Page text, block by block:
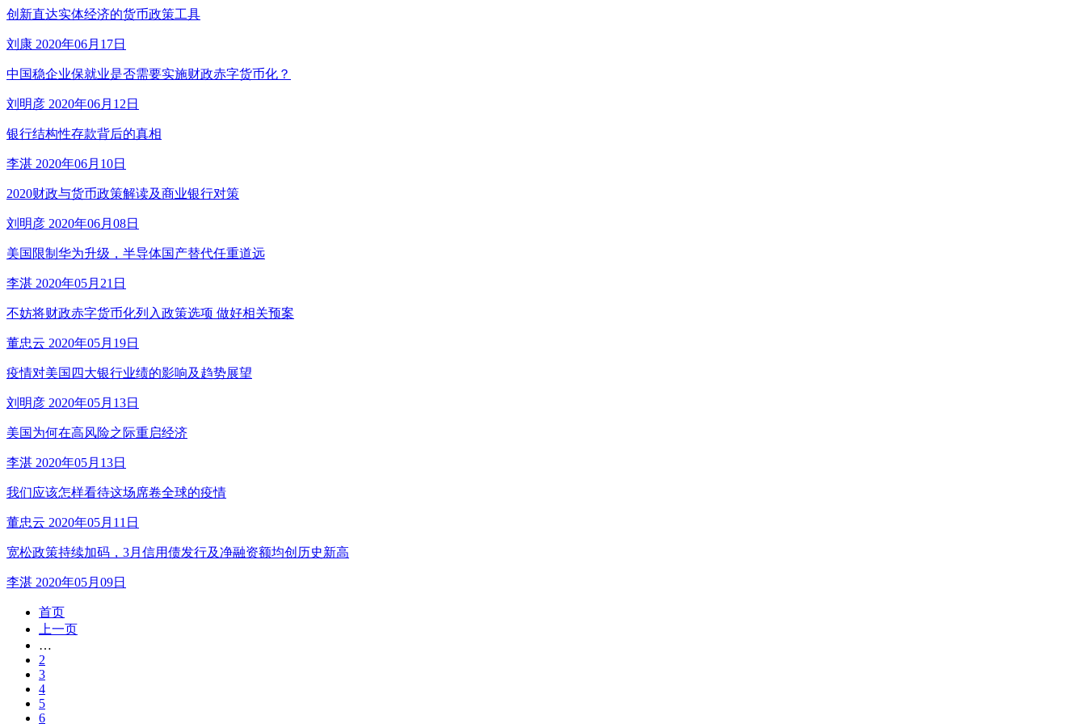
创新直达实体经济的货币政策工具
刘康 2020年06月17日
中国稳企业保就业是否需要实施财政赤字货币化？
刘明彦 2020年06月12日
银行结构性存款背后的真相
李湛 2020年06月10日
2020财政与货币政策解读及商业银行对策
刘明彦 2020年06月08日
美国限制华为升级，半导体国产替代任重道远
李湛 2020年05月21日
不妨将财政赤字货币化列入政策选项 做好相关预案
董忠云 2020年05月19日
疫情对美国四大银行业绩的影响及趋势展望
刘明彦 2020年05月13日
美国为何在高风险之际重启经济
李湛 2020年05月13日
我们应该怎样看待这场席卷全球的疫情
董忠云 2020年05月11日
宽松政策持续加码，3月信用债发行及净融资额均创历史新高
李湛 2020年05月09日
首页
上一页
…
2
3
4
5
6